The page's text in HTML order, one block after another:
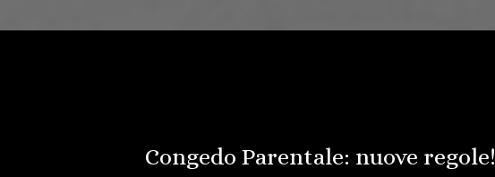
Congedo Parentale: nuove regole!